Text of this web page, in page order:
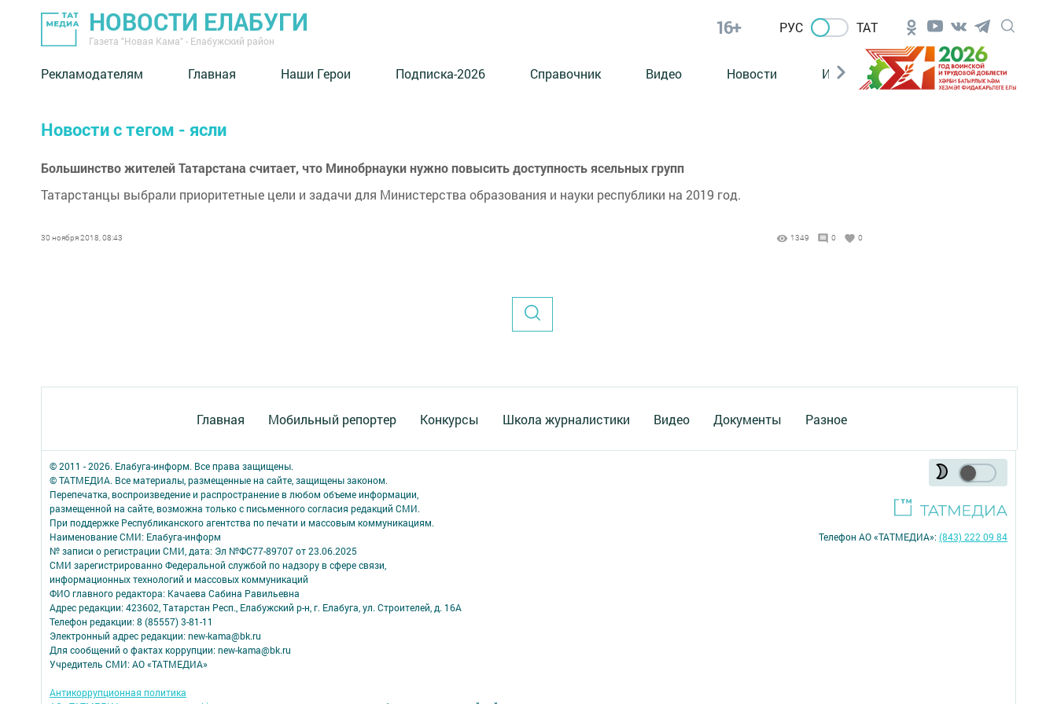
НОВОСТИ ЕЛАБУГИ
Газета "Новая Кама" - Елабужский район
16+ РУС ТАТ
Рекламодателям Главная Наши Герои Подписка-2026 Справочник Видео Новости Из зала суда
Новости с тегом - ясли
Большинство жителей Татарстана считает, что Минобрнауки нужно повысить доступность ясельных групп
Татарстанцы выбрали приоритетные цели и задачи для Министерства образования и науки республики на 2019 год.
30 ноября 2018, 08:43 1349 0 0
Главная Мобильный репортер Конкурсы Школа журналистики Видео Документы Разное
© 2011 - 2026. Елабуга-информ. Все права защищены.
© ТАТМЕДИА. Все материалы, размещенные на сайте, защищены законом.
Перепечатка, воспроизведение и распространение в любом объеме информации,
размещенной на сайте, возможна только с письменного согласия редакций СМИ.
При поддержке Республиканского агентства по печати и массовым коммуникациям.
Наименование СМИ: Елабуга-информ
№ записи о регистрации СМИ, дата: Эл №ФС77-89707 от 23.06.2025
СМИ зарегистрированно Федеральной службой по надзору в сфере связи,
информационных технологий и массовых коммуникаций
ФИО главного редактора: Качаева Сабина Равильевна
Адрес редакции: 423602, Татарстан Респ., Елабужский р-н, г. Елабуга, ул. Строителей, д. 16А
Телефон редакции: 8 (85557) 3-81-11
Электронный адрес редакции: new-kama@bk.ru
Для сообщений о фактах коррупции: new-kama@bk.ru
Учредитель СМИ: АО «ТАТМЕДИА»
Антикоррупционная политика
Телефон АО «ТАТМЕДИА»:(843) 222 09 84